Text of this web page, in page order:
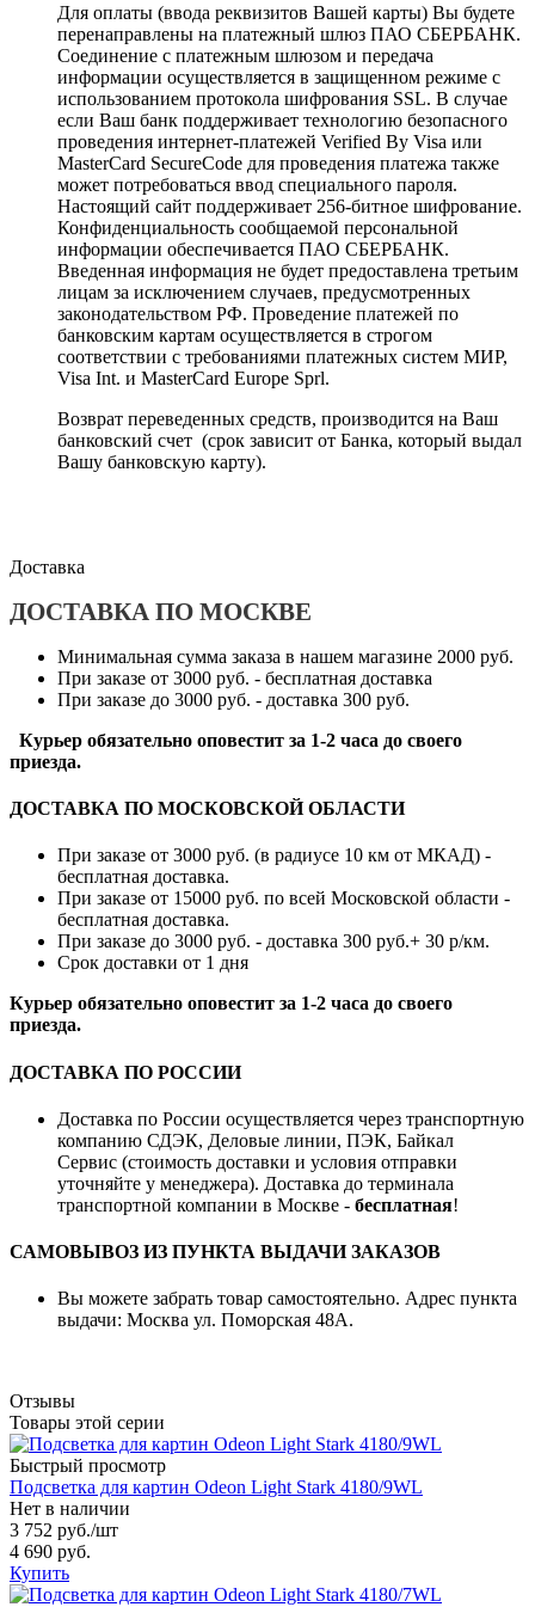
Для оплаты (ввода реквизитов Вашей карты) Вы будете
перенаправлены на платежный шлюз ПАО СБЕРБАНК.
Соединение с платежным шлюзом и передача
информации осуществляется в защищенном режиме с
использованием протокола шифрования SSL. В случае
если Ваш банк поддерживает технологию безопасного
проведения интернет-платежей Verified By Visa или
MasterCard SecureCode для проведения платежа также
может потребоваться ввод специального пароля.
Настоящий сайт поддерживает 256-битное шифрование.
Конфиденциальность сообщаемой персональной
информации обеспечивается ПАО СБЕРБАНК.
Введенная информация не будет предоставлена третьим
лицам за исключением случаев, предусмотренных
законодательством РФ. Проведение платежей по
банковским картам осуществляется в строгом
соответствии с требованиями платежных систем МИР,
Visa Int. и MasterCard Europe Sprl.
Возврат переведенных средств, производится на Ваш
банковский счет (срок зависит от Банка, который выдал
Вашу банковскую карту).
Доставка
ДОСТАВКА ПО МОСКВЕ
Минимальная сумма заказа в нашем магазине 2000 руб.
При заказе от 3000 руб. - бесплатная доставка
При заказе до 3000 руб. - доставка 300 руб.
Курьер обязательно оповестит за 1-2 часа до своего
приезда.
ДОСТАВКА ПО МОСКОВСКОЙ ОБЛАСТИ
При заказе от 3000 руб. (в радиусе 10 км от МКАД) -
бесплатная доставка.
При заказе от 15000 руб. по всей Московской области -
бесплатная доставка.
При заказе до 3000 руб. - доставка 300 руб.+ 30 р/км.
Срок доставки от 1 дня
Курьер обязательно оповестит за 1-2 часа до своего
приезда.
ДОСТАВКА ПО РОССИИ
Доставка по России осуществляется через транспортную
компанию СДЭК, Деловые линии, ПЭК, Байкал
Сервис (стоимость доставки и условия отправки
уточняйте у менеджера). Доставка до терминала
транспортной компании в Москве - бесплатная!
САМОВЫВОЗ ИЗ ПУНКТА ВЫДАЧИ ЗАКАЗОВ
Вы можете забрать товар самостоятельно. Адрес пункта
выдачи: Москва ул. Поморская 48А.
Отзывы
Товары этой серии
Быстрый просмотр
Подсветка для картин Odeon Light Stark 4180/9WL
Нет в наличии
3 752 руб./шт
4 690 руб.
Купить